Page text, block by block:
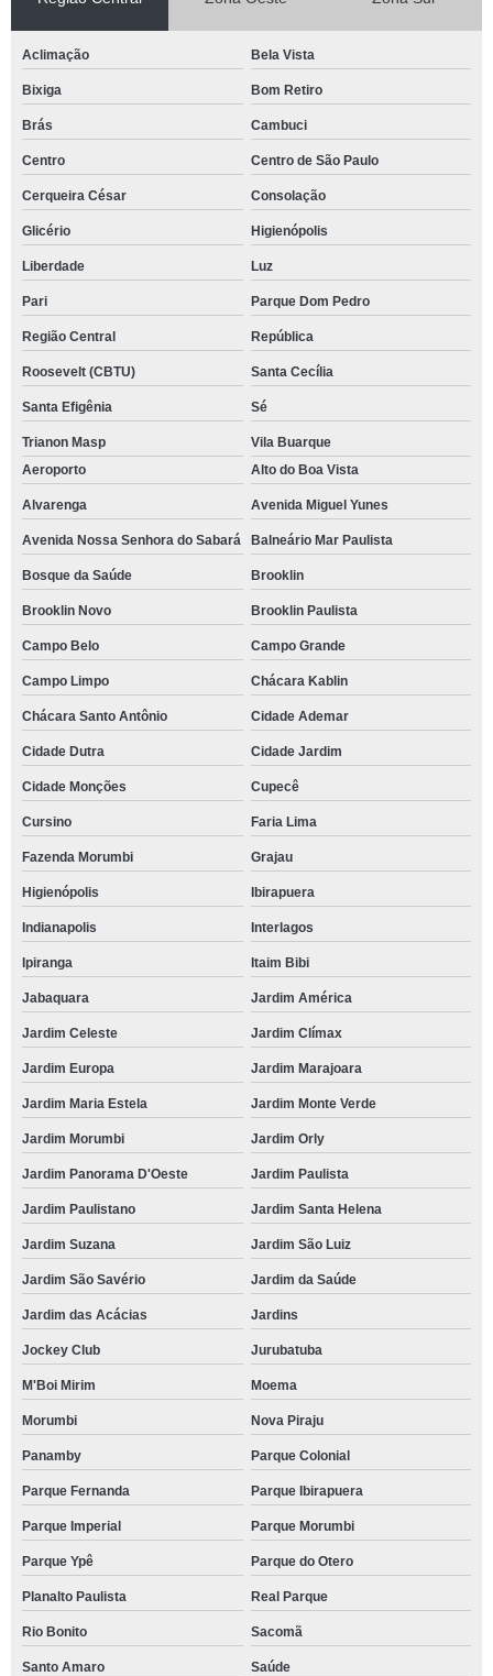
Aclimação Bela Vista
Bixiga Bom Retiro
Brás Cambuci
Centro Centro de São Paulo
Cerqueira César Consolação
Glicério Higienópolis
Liberdade Luz
Pari Parque Dom Pedro
Região Central República
Roosevelt (CBTU) Santa Cecília
Santa Efigênia Sé
Trianon Masp
Vila Buarque
Aeroporto
Alto do Boa Vista
Alvarenga Avenida Miguel Yunes
Avenida Nossa Senhora do Sabará Balneário Mar Paulista
Bosque da Saúde Brooklin
Brooklin Novo Brooklin Paulista
Campo Belo Campo Grande
Campo Limpo Chácara Kablin
Chácara Santo Antônio Cidade Ademar
Cidade Dutra Cidade Jardim
Cidade Monções Cupecê
Cursino Faria Lima
Fazenda Morumbi Grajau
Higienópolis Ibirapuera
Indianapolis Interlagos
Ipiranga Itaim Bibi
Jabaquara Jardim América
Jardim Celeste Jardim Clímax
Jardim Europa Jardim Marajoara
Jardim Maria Estela Jardim Monte Verde
Jardim Morumbi Jardim Orly
Jardim Panorama D'Oeste Jardim Paulista
Jardim Paulistano Jardim Santa Helena
Jardim Suzana Jardim São Luiz
Jardim São Savério Jardim da Saúde
Jardim das Acácias Jardins
Jockey Club Jurubatuba
M'Boi Mirim Moema
Morumbi Nova Piraju
Panamby Parque Colonial
Parque Fernanda Parque Ibirapuera
Parque Imperial Parque Morumbi
Parque Ypê Parque do Otero
Planalto Paulista Real Parque
Rio Bonito Sacomã
Santo Amaro Saúde